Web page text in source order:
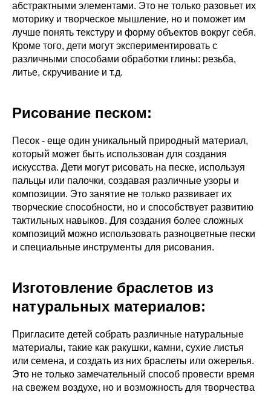
абстрактными элементами. Это не только разовьет их
моторику и творческое мышление, но и поможет им
лучше понять текстуру и форму объектов вокруг себя.
Кроме того, дети могут экспериментировать с
различными способами обработки глины: резьба,
литье, скручивание и т.д.
Рисование песком:
Песок - еще один уникальный природный материал,
который может быть использован для создания
искусства. Дети могут рисовать на песке, используя
пальцы или палочки, создавая различные узоры и
композиции. Это занятие не только развивает их
творческие способности, но и способствует развитию
тактильных навыков. Для создания более сложных
композиций можно использовать разноцветные пески
и специальные инструменты для рисования.
Изготовление браслетов из
натуральных материалов:
Пригласите детей собрать различные натуральные
материалы, такие как ракушки, камни, сухие листья
или семена, и создать из них браслеты или ожерелья.
Это не только замечательный способ провести время
на свежем воздухе, но и возможность для творчества